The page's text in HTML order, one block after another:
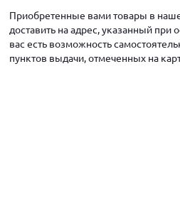
Приобретенные вами товары в
доставить на адрес, указанный при
вас есть возможность
пунктов выдачи, отмеченных на